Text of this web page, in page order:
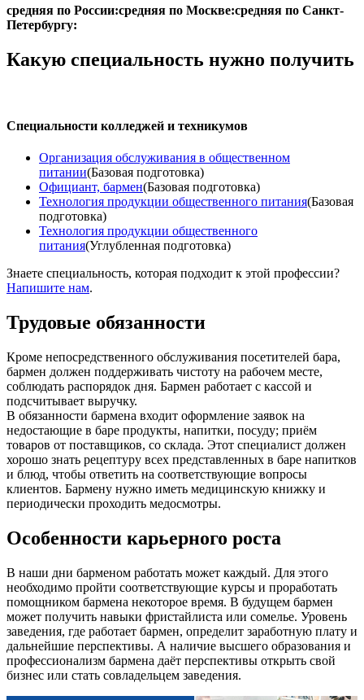
средняя по России:средняя по Москве:средняя по Санкт-
Петербургу:
Какую специальность нужно получить
Специальности колледжей и техникумов
Организация обслуживания в общественном
питании(Базовая подготовка)
Официант, бармен(Базовая подготовка)
Технология продукции общественного питания(Базовая
подготовка)
Технология продукции общественного
питания(Углубленная подготовка)
Знаете специальность, которая подходит к этой профессии?
Напишите нам.
Трудовые обязанности
Кроме непосредственного обслуживания посетителей бара,
бармен должен поддерживать чистоту на рабочем месте,
соблюдать распорядок дня. Бармен работает с кассой и
подсчитывает выручку.
В обязанности бармена входит оформление заявок на
недостающие в баре продукты, напитки, посуду; приём
товаров от поставщиков, со склада. Этот специалист должен
хорошо знать рецептуру всех представленных в баре напитков
и блюд, чтобы ответить на соответствующие вопросы
клиентов. Бармену нужно иметь медицинскую книжку и
периодически проходить медосмотры.
Особенности карьерного роста
В наши дни барменом работать может каждый. Для этого
необходимо пройти соответствующие курсы и проработать
помощником бармена некоторое время. В будущем бармен
может получить навыки фристайлиста или сомелье. Уровень
заведения, где работает бармен, определит заработную плату и
дальнейшие перспективы. А наличие высшего образования и
профессионализм бармена даёт перспективы открыть свой
бизнес или стать совладельцем заведения.